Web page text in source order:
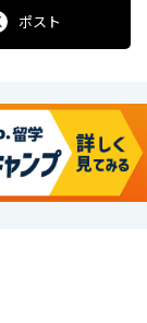
ポスト